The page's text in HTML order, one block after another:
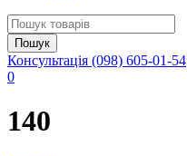
Консультація (098) 605-01-54
0
140